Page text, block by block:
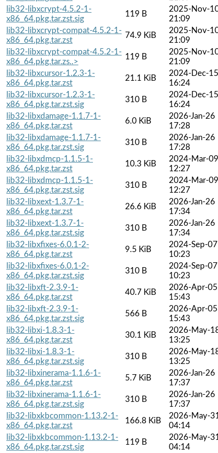
lib32-libxcrypt-4.5.2-1-
x86_64.pkg.tar.zst.sig
119 B
2025-Nov-
21:09
lib32-libxcrypt-compat-4.5.2-1-
x86_64.pkg.tar.zst
74.9 KiB
2025-Nov-
21:09
lib32-libxcrypt-compat-4.5.2-1-
x86_64.pkg.tar.zs..>
119 B
2025-Nov-
21:09
lib32-libxcursor-1.2.3-1-
x86_64.pkg.tar.zst
21.1 KiB
2024-Dec-15
16:24
lib32-libxcursor-1.2.3-1-
x86_64.pkg.tar.zst.sig
310 B
2024-Dec-15
16:24
lib32-libxdamage-1.1.7-1-
x86_64.pkg.tar.zst
6.0 KiB
2026-Jan-26
17:28
lib32-libxdamage-1.1.7-1-
x86_64.pkg.tar.zst.sig
310 B
2026-Jan-26
17:28
lib32-libxdmcp-1.1.5-1-
x86_64.pkg.tar.zst
10.3 KiB
2024-Mar-09
12:27
lib32-libxdmcp-1.1.5-1-
x86_64.pkg.tar.zst.sig
310 B
2024-Mar-09
12:27
lib32-libxext-1.3.7-1-
x86_64.pkg.tar.zst
26.6 KiB
2026-Jan-26
17:34
lib32-libxext-1.3.7-1-
x86_64.pkg.tar.zst.sig
310 B
2026-Jan-26
17:34
lib32-libxfixes-6.0.1-2-
x86_64.pkg.tar.zst
9.5 KiB
2024-Sep-07
10:23
lib32-libxfixes-6.0.1-2-
x86_64.pkg.tar.zst.sig
310 B
2024-Sep-07
10:23
lib32-libxft-2.3.9-1-
x86_64.pkg.tar.zst
40.7 KiB
2026-Apr-05
15:43
lib32-libxft-2.3.9-1-
x86_64.pkg.tar.zst.sig
566 B
2026-Apr-05
15:43
lib32-libxi-1.8.3-1-
x86_64.pkg.tar.zst
30.1 KiB
2026-May-
13:25
lib32-libxi-1.8.3-1-
x86_64.pkg.tar.zst.sig
310 B
2026-May-
13:25
lib32-libxinerama-1.1.6-1-
x86_64.pkg.tar.zst
5.7 KiB
2026-Jan-26
17:37
lib32-libxinerama-1.1.6-1-
x86_64.pkg.tar.zst.sig
310 B
2026-Jan-26
17:37
lib32-libxkbcommon-1.13.2-1-
x86_64.pkg.tar.zst
166.8 KiB
2026-May-
04:14
lib32-libxkbcommon-1.13.2-1-
x86_64.pkg.tar.zst.sig
119 B
2026-May-
04:14